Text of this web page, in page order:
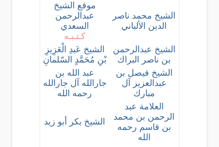
الشيخ محمد ناصر
الدين الألباني
موقع الشيخ
عبدالرحمن
السعدي
كـتـبـه
الشيخ عبدالرحمن
بن ناصر البراك
الشيخ عَبدِ الْعَزِيزِ
بْنِ مُحَمَّدٍ السّلمانِ
الشيخ فيصل بن
عبدالعزيز آل
مبارك
عبد الله بن
جارالله آل جارالله
رحمه الله
العلامة عبد
الرحمن بن محمد
بن قاسم رحمه
الله
الشيخ بكر أبو زيد